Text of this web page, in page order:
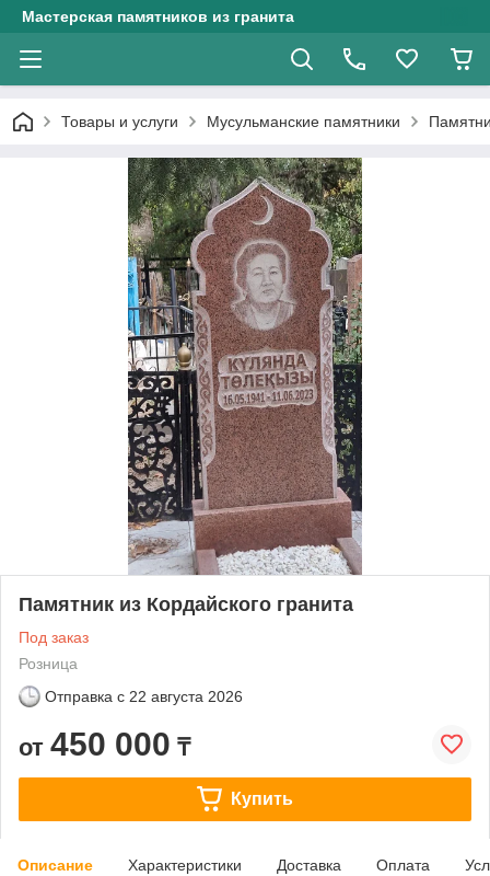
Мастерская памятников из гранита
Товары и услуги Мусульманские памятники
Памятник из Кордайского гранита
Под заказ
Розница
Отправка с 22 августа 2026
от 450 000 ₸
Купить
Описание Характеристики Доставка Оплата